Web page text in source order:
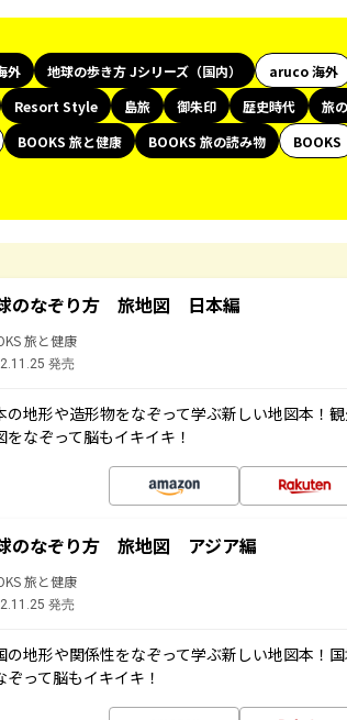
外 地球の歩き方 Jシリーズ（国内） aruco 海外
Resort Style 島旅 御朱印 歴史時代 旅
BOOKS 旅と健康 BOOKS 旅の読み物 BOOKS
のなぞり方 旅地図 日本編
旅と健康
発売
の地形や造形物をなぞって学ぶ新しい地図本！
をなぞって脳もイキイキ！
のなぞり方 旅地図 アジア編
旅と健康
発売
の地形や関係性をなぞって学ぶ新しい地図本！
ぞって脳もイキイキ！